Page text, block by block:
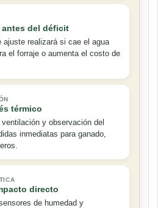
del déficit
ajuste realizará si cae el agua
el forraje o aumenta el costo de
térmico
y observación del
inmediatas para ganado,
directo
de humedad y